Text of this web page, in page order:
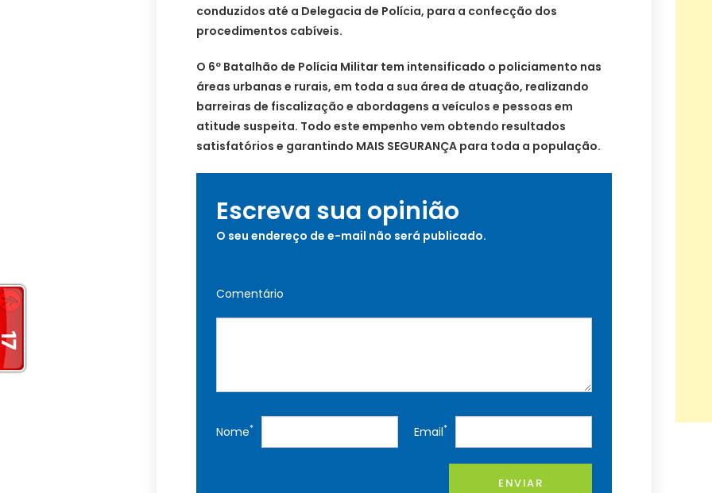
conduzidos até a Delegacia de Polícia, para a confecção dos
procedimentos cabíveis.
O 6º Batalhão de Polícia Militar tem intensificado o policiamento nas
áreas urbanas e rurais, em toda a sua área de atuação, realizando
barreiras de fiscalização e abordagens a veículos e pessoas em
atitude suspeita. Todo este empenho vem obtendo resultados
satisfatórios e garantindo MAIS SEGURANÇA para toda a população.
Escreva sua opinião
O seu endereço de e-mail não será publicado.
Comentário
Nome* Email*
ENVIAR